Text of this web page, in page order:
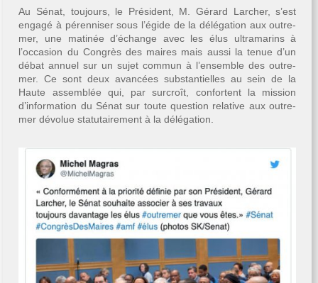
Au Sénat, toujours, le Président, M. Gérard Larcher, s’est
engagé à pérenniser sous l’égide de la délégation aux outre-
mer, une matinée d’échange avec les élus ultramarins à
l’occasion du Congrès des maires mais aussi la tenue d’un
débat annuel sur un sujet commun à l’ensemble des outre-
mer. Ce sont deux avancées substantielles au sein de la
Haute assemblée qui, par surcroît, confortent la mission
d’information du Sénat sur toute question relative aux outre-
mer dévolue statutairement à la délégation.